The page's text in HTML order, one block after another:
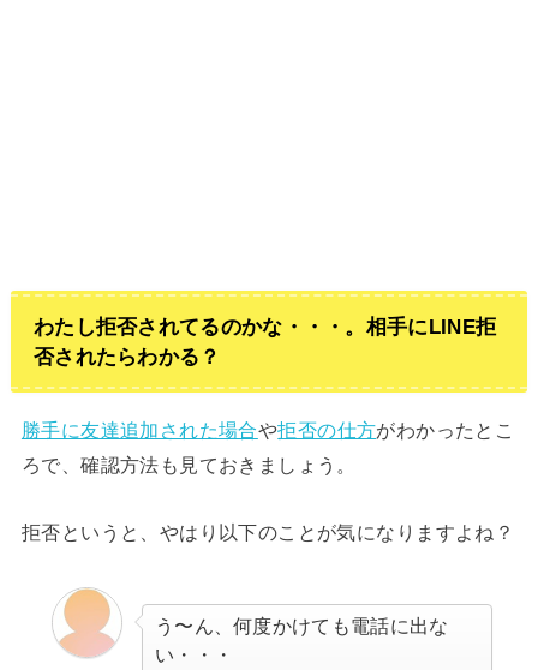
わたし拒否されてるのかな・・・。相手にLINE拒
否されたらわかる？
勝手に友達追加された場合や拒否の仕方がわかったとこ
ろで、確認方法も見ておきましょう。
拒否というと、やはり以下のことが気になりますよね？
う〜ん、何度かけても電話に出な
い・・・